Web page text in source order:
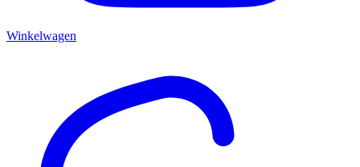
Winkelwagen